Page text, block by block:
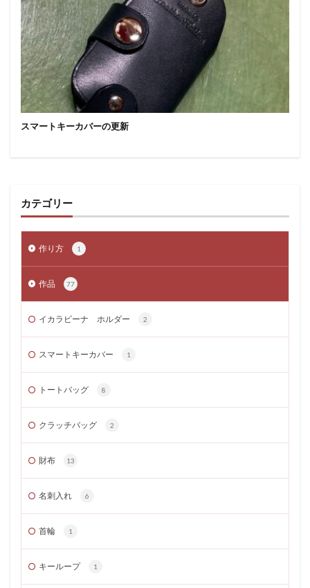
スマートキーカバーの更新
カテゴリー
作り方 1
作品 77
イカラビーナ ホルダー 2
スマートキーカバー 1
トートバッグ 8
クラッチバッグ 2
財布 13
名刺入れ 6
首輪 1
キーループ 1